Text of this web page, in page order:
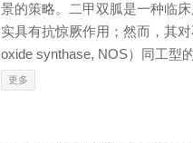
景的策略。二甲双胍是一种临
实具有抗惊厥作用；然而，其
oxide synthase, NOS）同工型
更多